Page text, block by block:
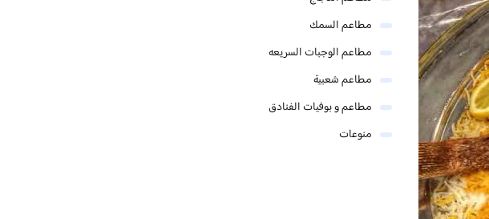
مطاعم السمك
مطاعم الوجبات السريعه
مطاعم شعبية
مطاعم و بوفيات الفنادق
منوعات